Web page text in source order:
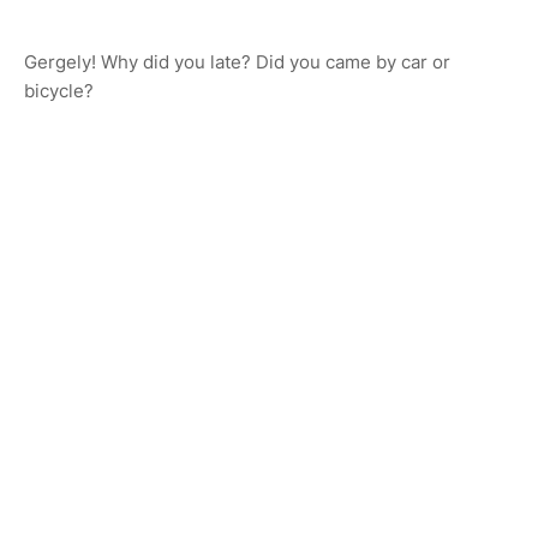
Gergely! Why did you late? Did you came by car or
bicycle?